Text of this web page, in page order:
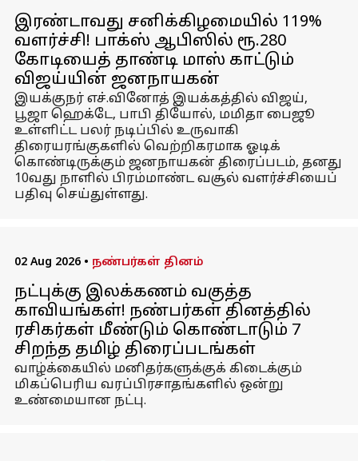
இரண்டாவது சனிக்கிழமையில் 119%
வளர்ச்சி! பாக்ஸ் ஆபிஸில் ரூ.280
கோடியைத் தாண்டி மாஸ் காட்டும்
விஜய்யின் ஜனநாயகன்
இயக்குநர் எச்.வினோத் இயக்கத்தில் விஜய்,
பூஜா ஹெக்டே, பாபி தியோல், மமிதா பைஜூ
உள்ளிட்ட பலர் நடிப்பில் உருவாகி
திரையரங்குகளில் வெற்றிகரமாக ஓடிக்
கொண்டிருக்கும் ஜனநாயகன் திரைப்படம், தனது
10வது நாளில் பிரம்மாண்ட வசூல் வளர்ச்சியைப்
பதிவு செய்துள்ளது.
02 Aug 2026 • நண்பர்கள் தினம்
நட்புக்கு இலக்கணம் வகுத்த
காவியங்கள்! நண்பர்கள் தினத்தில்
ரசிகர்கள் மீண்டும் கொண்டாடும் 7
சிறந்த தமிழ் திரைப்படங்கள்
வாழ்க்கையில் மனிதர்களுக்குக் கிடைக்கும்
மிகப்பெரிய வரப்பிரசாதங்களில் ஒன்று
உண்மையான நட்பு.